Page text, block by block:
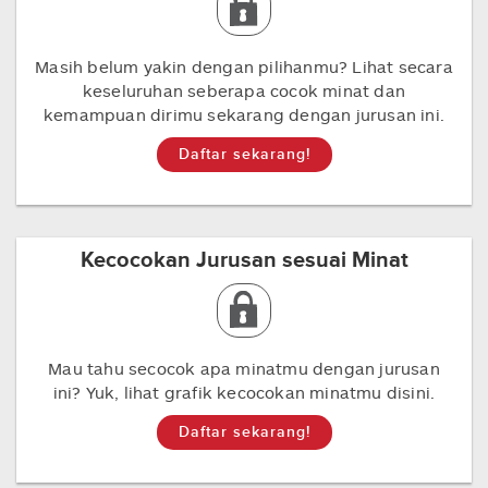
Masih belum yakin dengan pilihanmu? Lihat secara
keseluruhan seberapa cocok minat dan
kemampuan dirimu sekarang dengan jurusan ini.
Daftar sekarang!
Kecocokan Jurusan sesuai Minat
Mau tahu secocok apa minatmu dengan jurusan
ini? Yuk, lihat grafik kecocokan minatmu disini.
Daftar sekarang!